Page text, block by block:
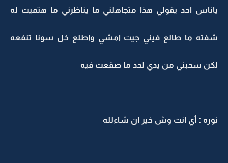
ياناس احد يقولي هذا متجاهلني ما يناظرني ما هتميت له
شفته ما طالع فيني جيت امشي واطلع خل سونا تنفعه
لكن سحبني من يدي لحد ما صقعت فيه
نوره : أي انت وش خير ان شاءلله